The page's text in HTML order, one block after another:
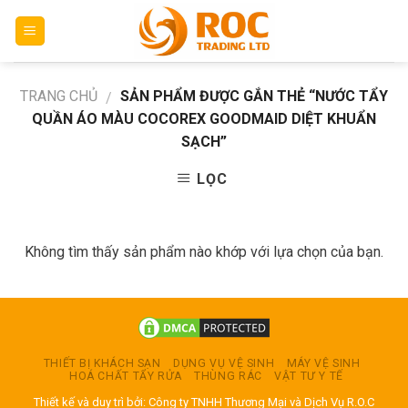
TRANG CHỦ / SẢN PHẨM ĐƯỢC GẮN THẺ “NƯỚC TẨY
QUẦN ÁO MÀU COCOREX GOODMAID DIỆT KHUẨN
SẠCH”
LỌC
Không tìm thấy sản phẩm nào khớp với lựa chọn của bạn.
THIẾT BỊ KHÁCH SẠN DỤNG VỤ VỆ SINH
MÁY VỆ SINH
HOÁ CHẤT TẨY RỬA
THÙNG RÁC VẬT TƯ Y TẾ
Thiết kế và duy trì bởi: Công ty TNHH Thương Mại và Dịch Vụ R.O.C